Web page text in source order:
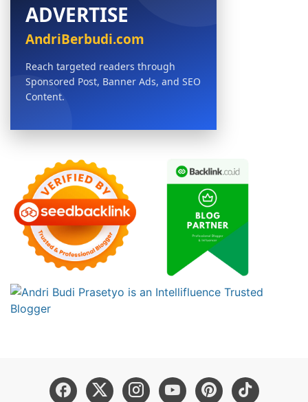
ADVERTISE
AndriBerbudi.com
Reach targeted readers through
Sponsored Post, Banner Ads, and SEO
Content.